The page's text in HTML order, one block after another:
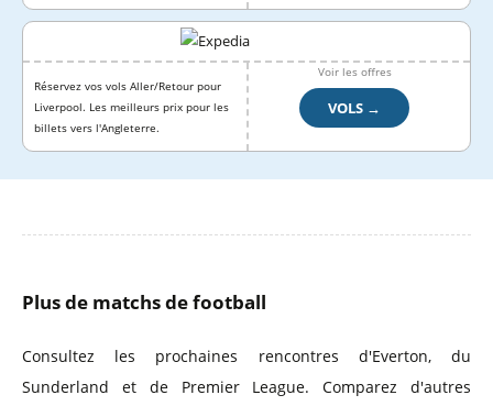
Réservez vos vols Aller/Retour pour
Liverpool. Les meilleurs prix pour les
billets vers l'Angleterre.
Voir les offres
VOLS →
Plus de matchs de football
Consultez les prochaines rencontres d'Everton, du
Sunderland et de Premier League. Comparez d'autres